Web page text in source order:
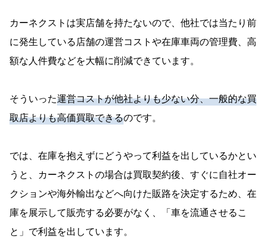
カーネクストは実店舗を持たないので、他社では当たり前
に発生している店舗の運営コストや在庫車両の管理費、高
額な人件費などを大幅に削減できています。
そういった運営コストが他社よりも少ない分、一般的な買
取店よりも高価買取できるのです。
では、在庫を抱えずにどうやって利益を出しているかとい
うと、カーネクストの場合は買取契約後、すぐに自社オー
クションや海外輸出などへ向けた販路を決定するため、在
庫を展示して販売する必要がなく、「車を流通させるこ
と」で利益を出しています。